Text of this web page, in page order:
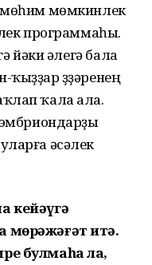
мөһим мөмкинлек
программаһы.
йәки әлегә бала
үҙҙәренең
ҡала ала.
эмбриондарҙы
әсәлек
кейәүгә
мөрәжәғәт итә.
булмаһа ла,